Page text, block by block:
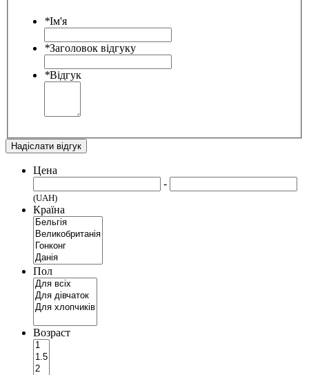
*Ім'я
*Заголовок відгуку
*Відгук
Надіслати відгук
Цена
-
(UAH)
Країна
Пол
Возраст